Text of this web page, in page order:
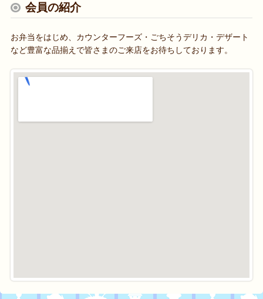
会員の紹介
お弁当をはじめ、カウンターフーズ・ごちそうデリカ・デザート
など豊富な品揃えで皆さまのご来店をお待ちしております。